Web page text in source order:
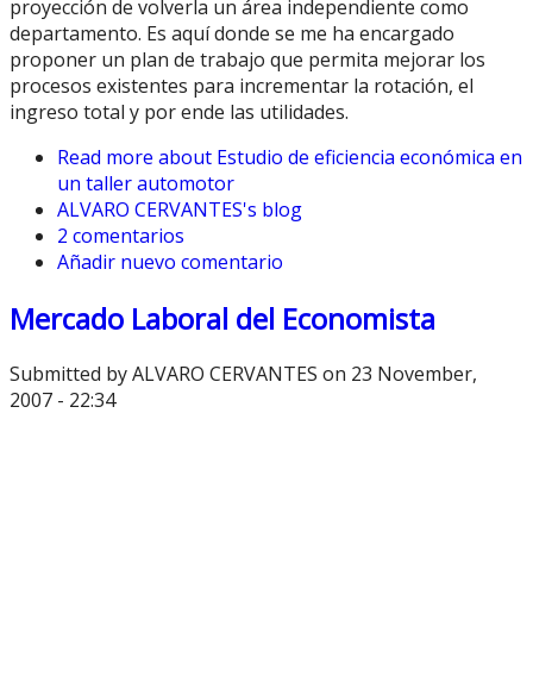
proyección de volverla un área independiente como
departamento. Es aquí donde se me ha encargado
proponer un plan de trabajo que permita mejorar los
procesos existentes para incrementar la rotación, el
ingreso total y por ende las utilidades.
Read more about Estudio de eficiencia económica en
un taller automotor
ALVARO CERVANTES's blog
2 comentarios
Añadir nuevo comentario
Mercado Laboral del Economista
Submitted byALVARO CERVANTES on 23 November,
2007 - 22:34